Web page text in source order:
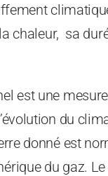
chaleur, sa
est une
du
donné est
du gaz.